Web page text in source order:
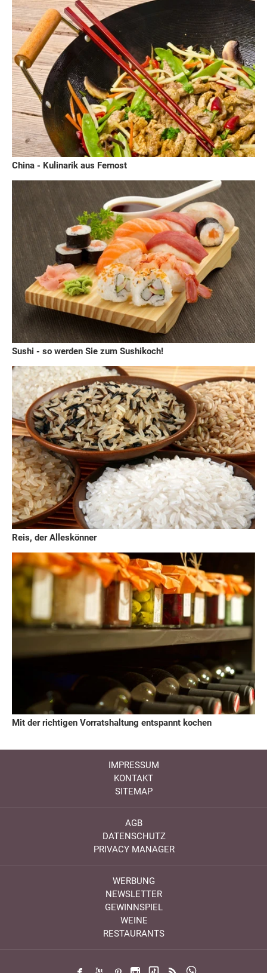
China - Kulinarik aus Fernost
Sushi - so werden Sie zum Sushikoch!
Reis, der Alleskönner
Mit der richtigen Vorratshaltung entspannt kochen
IMPRESSUM
KONTAKT
SITEMAP
AGB
DATENSCHUTZ
PRIVACY MANAGER
WERBUNG
NEWSLETTER
GEWINNSPIEL
WEINE
RESTAURANTS